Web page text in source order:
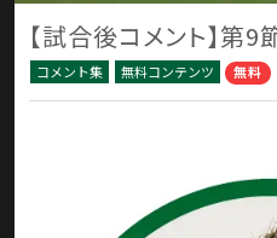
【試合後コメント】
コメント集 無料コンテンツ 無料